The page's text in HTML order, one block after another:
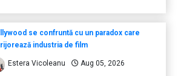
se confruntă cu un paradox care
industria de film
Estera Vicoleanu Aug 05, 2026